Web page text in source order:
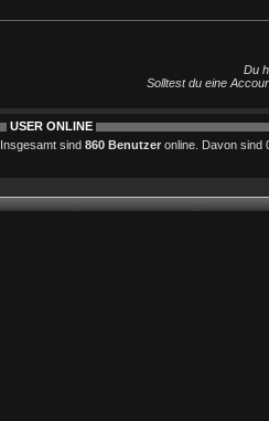
Du
Solltest du eine
USER ONLINE
Insgesamt sind 860 Benutzer online. Davon sind